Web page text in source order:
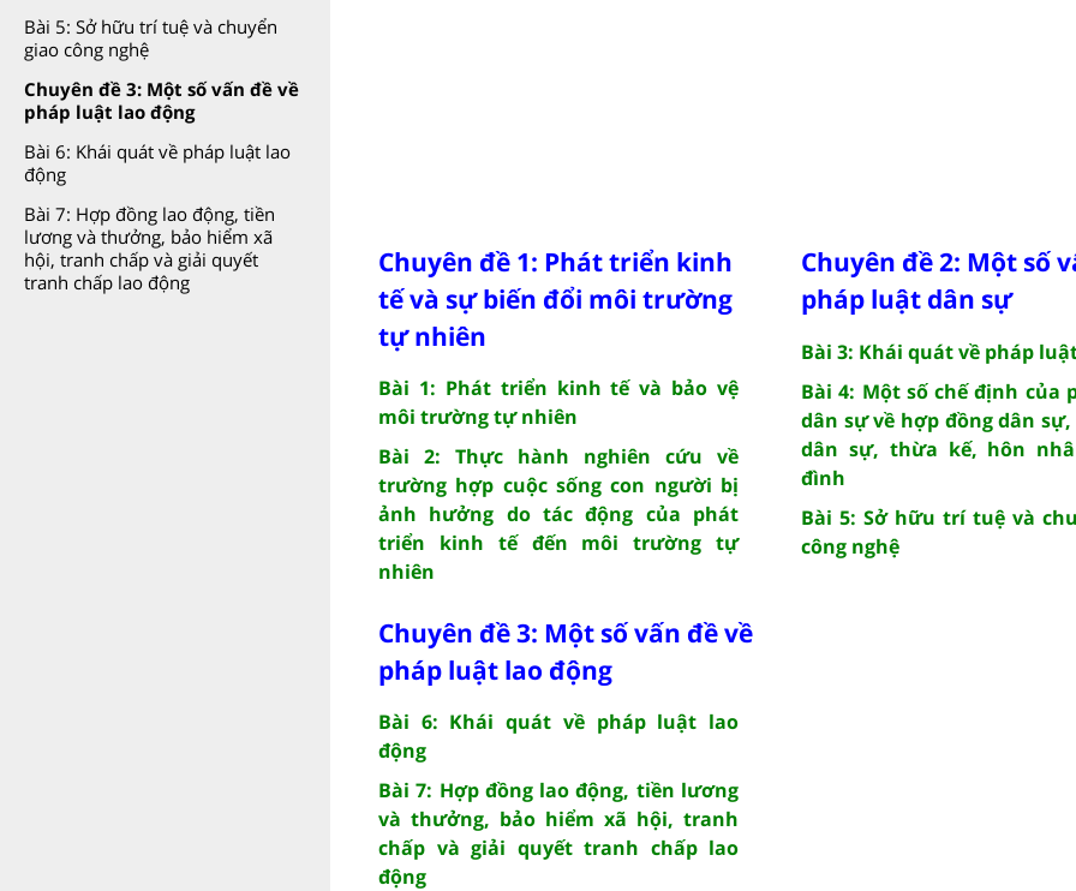
Bài 5: Sở hữu trí tuệ và chuyển
giao công nghệ
Chuyên đề 3: Một số vấn đề về
pháp luật lao động
Bài 6: Khái quát về pháp luật lao
động
Bài 7: Hợp đồng lao động, tiền
lương và thưởng, bảo hiểm xã
hội, tranh chấp và giải quyết
tranh chấp lao động
Chuyên đề 1: Phát triển kinh
tế và sự biến đổi môi trường
tự nhiên
Bài 1: Phát triển kinh tế và bảo vệ
môi trường tự nhiên
Bài 2: Thực hành nghiên cứu về
trường hợp cuộc sống con người bị
ảnh hưởng do tác động của phát
triển kinh tế đến môi trường tự
nhiên
Chuyên đề 2: Một số
pháp luật dân sự
Bài 3: Khái quát về pháp
Bài 4: Một số chế định của
dân sự về hợp đồng dân
dân sự, thừa kế, hôn
đình
Bài 5: Sở hữu trí tuệ và
công nghệ
Chuyên đề 3: Một số vấn đề về
pháp luật lao động
Bài 6: Khái quát về pháp luật lao
động
Bài 7: Hợp đồng lao động, tiền lương
và thưởng, bảo hiểm xã hội, tranh
chấp và giải quyết tranh chấp lao
động